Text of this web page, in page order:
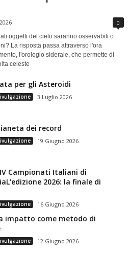
0
oggetti del cielo saranno osservabili o
La risposta passa attraverso l'ora
l'orologio siderale, che permette di
celeste
per gli Asteroidi
3 Luglio 2026
dei record
19 Giugno 2026
Campionati Italiani di
2026: la finale di
16 Giugno 2026
impatto come metodo di
12 Giugno 2026